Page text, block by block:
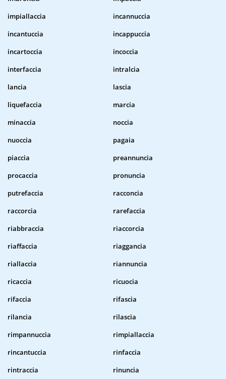
impiallaccia
incannuccia
incantuccia
incappuccia
incartoccia
incoccia
interfaccia
intralcia
lancia
lascia
liquefaccia
marcia
minaccia
noccia
nuoccia
pagaia
piaccia
preannuncia
procaccia
pronuncia
putrefaccia
racconcia
raccorcia
rarefaccia
riabbraccia
riaccorcia
riaffaccia
riaggancia
riallaccia
riannuncia
ricaccia
ricuocia
rifaccia
rifascia
rilancia
rilascia
rimpannuccia
rimpiallaccia
rincantuccia
rinfaccia
rintraccia
rinuncia